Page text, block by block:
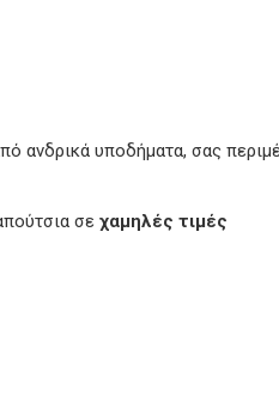
ανδρικά υποδήματα, σας
σε χαμηλές τιμές